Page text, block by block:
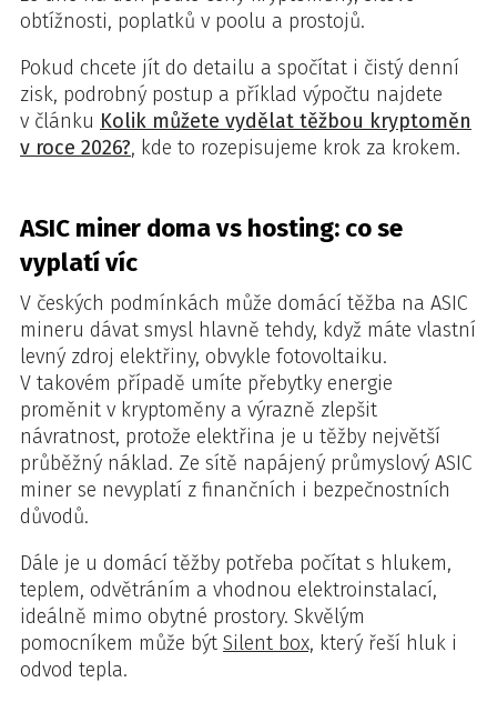
obtížnosti, poplatků v poolu a prostojů.
Pokud chcete jít do detailu a spočítat i čistý denní
zisk, podrobný postup a příklad výpočtu najdete
v článku Kolik můžete vydělat těžbou kryptoměn
v roce 2026?, kde to rozepisujeme krok za krokem.
ASIC miner doma vs hosting: co se
vyplatí víc
V českých podmínkách může domácí těžba na ASIC
mineru dávat smysl hlavně tehdy, když máte vlastní
levný zdroj elektřiny, obvykle fotovoltaiku.
V takovém případě umíte přebytky energie
proměnit v kryptoměny a výrazně zlepšit
návratnost, protože elektřina je u těžby největší
průběžný náklad. Ze sítě napájený průmyslový ASIC
miner se nevyplatí z finančních i bezpečnostních
důvodů.
Dále je u domácí těžby potřeba počítat s hlukem,
teplem, odvětráním a vhodnou elektroinstalací,
ideálně mimo obytné prostory. Skvělým
pomocníkem může být Silent box, který řeší hluk i
odvod tepla.